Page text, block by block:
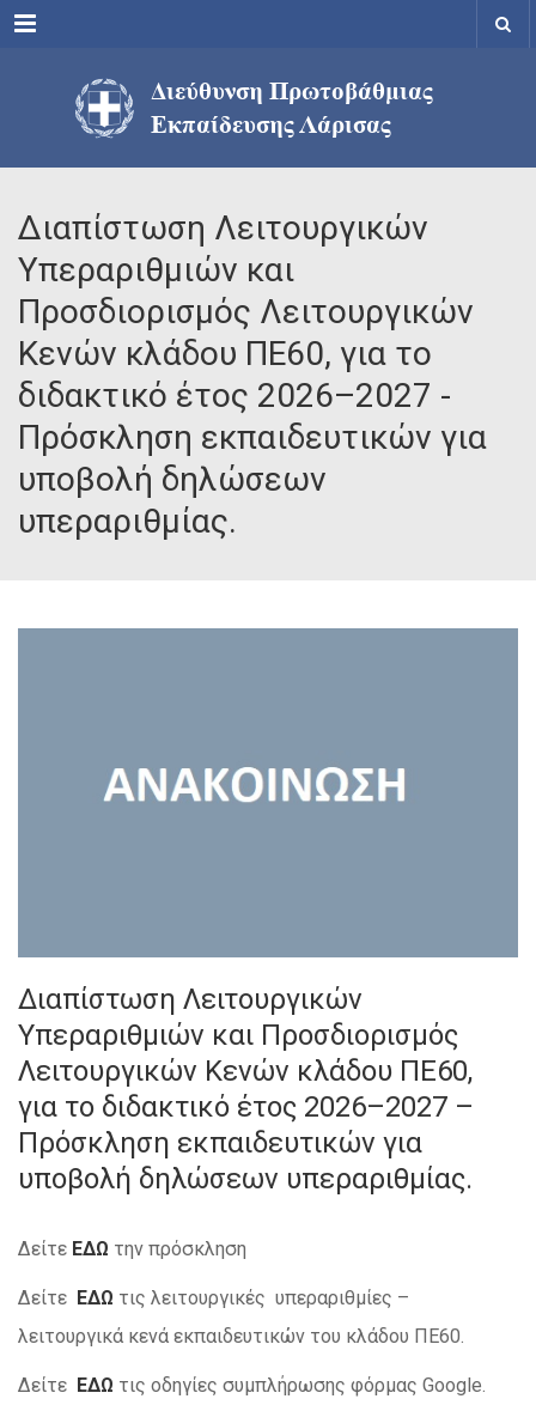
Menu
Διαπίστωση Λειτουργικών
Υπεραριθμιών και
Προσδιορισμός Λειτουργικών
Κενών κλάδου ΠΕ60, για το
διδακτικό έτος 2026–2027 -
Πρόσκληση εκπαιδευτικών για
υποβολή δηλώσεων
υπεραριθμίας.
Διαπίστωση Λειτουργικών
Υπεραριθμιών και Προσδιορισμός
Λειτουργικών Κενών κλάδου ΠΕ60,
για το διδακτικό έτος 2026–2027 –
Πρόσκληση εκπαιδευτικών για
υποβολή δηλώσεων υπεραριθμίας.
Δείτε ΕΔΩ την πρόσκληση
Δείτε ΕΔΩ τις λειτουργικές υπεραριθμίες –
λειτουργικά κενά εκπαιδευτικών του κλάδου ΠΕ60.
Δείτε ΕΔΩ τις οδηγίες συμπλήρωσης φόρμας Google.